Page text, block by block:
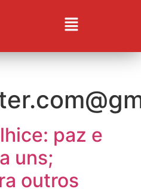
paz e
uns;
outros